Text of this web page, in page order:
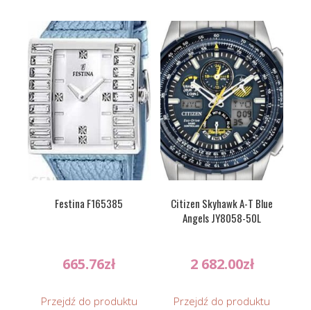
Festina F165385
665.76zł
Przejdź do produktu
Citizen Skyhawk A-T Blue
Angels JY8058-50L
2 682.00zł
Przejdź do produktu